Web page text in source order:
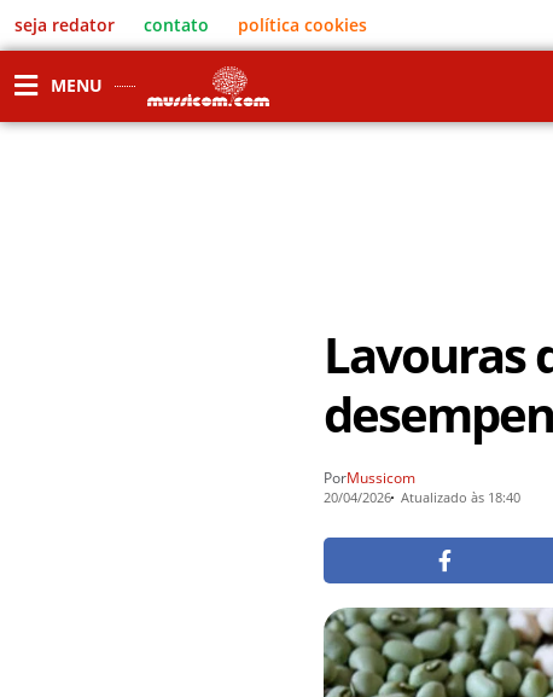
seja redator contato política cookies
MENU
Lavouras
PorMussicom
20/04/2026 Atualizado às 18:40